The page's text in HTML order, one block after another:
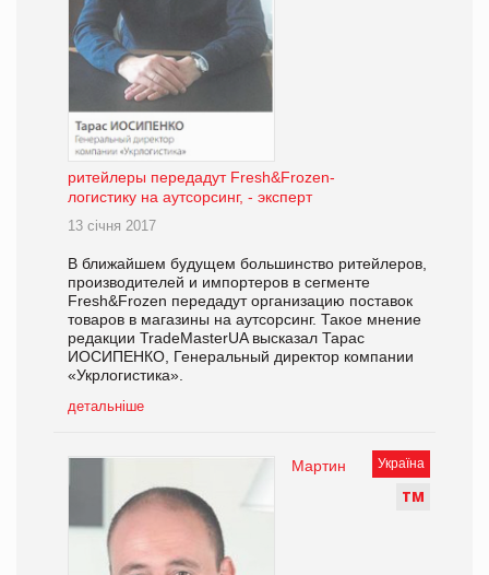
ритейлеры передадут Fresh&Frozen-
логистику на аутсорсинг, - эксперт
13 січня 2017
В ближайшем будущем большинство ритейлеров,
производителей и импортеров в сегменте
Fresh&Frozen передадут организацию поставок
товаров в магазины на аутсорсинг. Такое мнение
редакции TradeMasterUA высказал Тарас
ИОСИПЕНКО, Генеральный директор компании
«Укрлогистика».
детальніше
Україна
ТМ
Мартин